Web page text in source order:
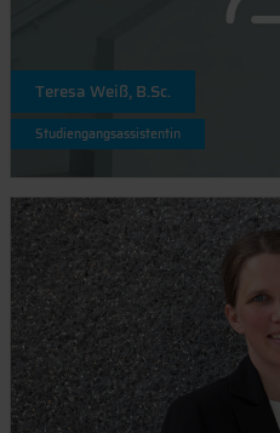
Teresa Weiß, B.Sc.
Studiengangsassistentin